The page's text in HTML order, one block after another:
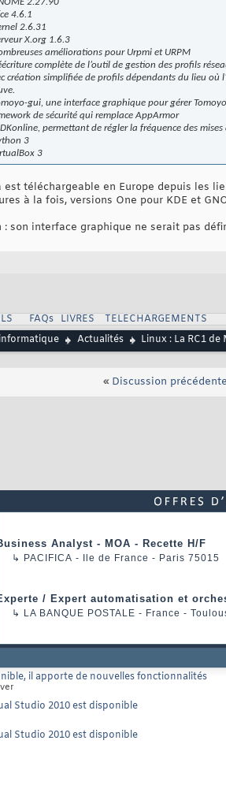
2.27.90
4.6.1
2.6.31
X.org 1.6.3
améliorations pour Urpmi et URPM
complète de l’outil de gestion des profils
création simplifiée de profils dépendants du lieu où
gui, une interface graphique pour gérer
de sécurité qui remplace AppArmor
permettant de régler la fréquence des mises
3
3
est téléchargeable en Europe depuis les
à la fois, versions One pour KDE et
son interface graphique ne serait pas
FAQs LIVRES TELECHARGEMENTS
Actualités Linux : La RC1
« Discussion précédente
Analyst - MOA - Recette H/F
↳ PACIFICA - Ile de France - Paris 75015
/ Expert automatisation et
↳ LA BANQUE POSTALE - France -
il apporte de nouvelles fonctionnalités
Studio 2010 est disponible
Studio 2010 est disponible